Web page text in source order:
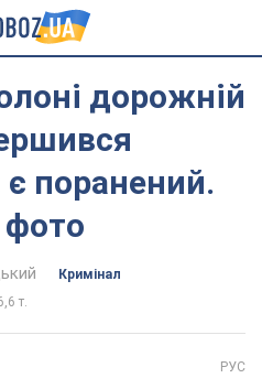
дорожній
поранений.
фото
Кримінал
т.
РУС